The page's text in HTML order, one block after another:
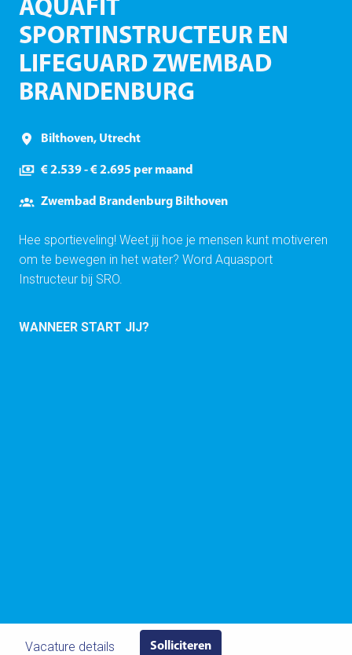
AQUAFIT
SPORTINSTRUCTEUR EN
LIFEGUARD ZWEMBAD
BRANDENBURG
Bilthoven, Utrecht
€ 2.539 - € 2.695 per maand
Zwembad Brandenburg Bilthoven
Hee sportieveling! Weet jij hoe je mensen kunt motiveren
om te bewegen in het water? Word Aquasport
Instructeur bij SRO.
WANNEER START JIJ?
Vacature details Solliciteren